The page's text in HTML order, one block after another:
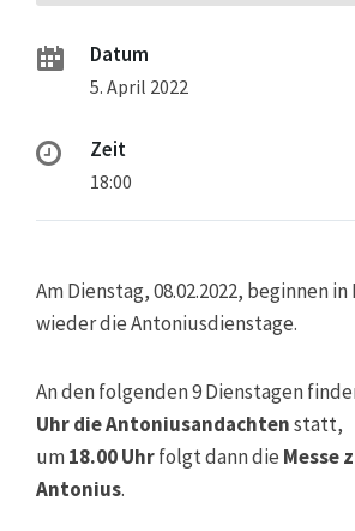
Datum
5. April 2022
Zeit
18:00
Am Dienstag, 08.02.2022, beginnen
wieder die Antoniusdienstage.
An den folgenden 9 Dienstagen
Uhr die Antoniusandachtenstatt,
um18.00 Uhrfolgt dann die Messe
Antonius.